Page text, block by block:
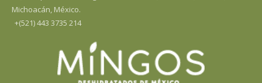
Michoacán, México.
+(521) 443 3735 214